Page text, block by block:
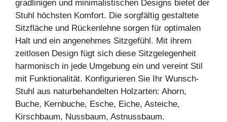
gradlinigen und minimalistischen Designs bietet der
Stuhl höchsten Komfort. Die sorgfältig gestaltete
Sitzfläche und Rückenlehne sorgen für optimalen
Halt und ein angenehmes Sitzgefühl. Mit ihrem
zeitlosen Design fügt sich diese Sitzgelegenheit
harmonisch in jede Umgebung ein und vereint Stil
mit Funktionalität. Konfigurieren Sie Ihr Wunsch-
Stuhl aus naturbehandelten Holzarten: Ahorn,
Buche, Kernbuche, Esche, Eiche, Asteiche,
Kirschbaum, Nussbaum, Astnussbaum.